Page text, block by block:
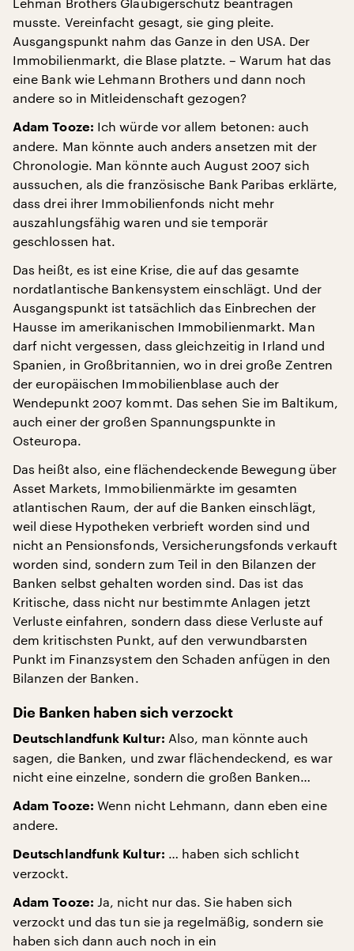
musste. Vereinfacht gesagt, sie ging pleite.
Ausgangspunkt nahm das Ganze in den USA. Der
Immobilienmarkt, die Blase platzte. – Warum hat das
eine Bank wie Lehmann Brothers und dann noch
andere so in Mitleidenschaft gezogen?
Adam Tooze: Ich würde vor allem betonen: auch
andere. Man könnte auch anders ansetzen mit der
Chronologie. Man könnte auch August 2007 sich
aussuchen, als die französische Bank Paribas erklärte,
dass drei ihrer Immobilienfonds nicht mehr
auszahlungsfähig waren und sie temporär
geschlossen hat.
Das heißt, es ist eine Krise, die auf das gesamte
nordatlantische Bankensystem einschlägt. Und der
Ausgangspunkt ist tatsächlich das Einbrechen der
Hausse im amerikanischen Immobilienmarkt. Man
darf nicht vergessen, dass gleichzeitig in Irland und
Spanien, in Großbritannien, wo in drei große Zentren
der europäischen Immobilienblase auch der
Wendepunkt 2007 kommt. Das sehen Sie im Baltikum,
auch einer der großen Spannungspunkte in
Osteuropa.
Das heißt also, eine flächendeckende Bewegung über
Asset Markets, Immobilienmärkte im gesamten
atlantischen Raum, der auf die Banken einschlägt,
weil diese Hypotheken verbrieft worden sind und
nicht an Pensionsfonds, Versicherungsfonds verkauft
worden sind, sondern zum Teil in den Bilanzen der
Banken selbst gehalten worden sind. Das ist das
Kritische, dass nicht nur bestimmte Anlagen jetzt
Verluste einfahren, sondern dass diese Verluste auf
dem kritischsten Punkt, auf den verwundbarsten
Punkt im Finanzsystem den Schaden anfügen in den
Bilanzen der Banken.
Die Banken haben sich verzockt
Deutschlandfunk Kultur: Also, man könnte auch
sagen, die Banken, und zwar flächendeckend, es war
nicht eine einzelne, sondern die großen Banken…
Adam Tooze: Wenn nicht Lehmann, dann eben eine
andere.
Deutschlandfunk Kultur: … haben sich schlicht
verzockt.
Adam Tooze: Ja, nicht nur das. Sie haben sich
verzockt und das tun sie ja regelmäßig, sondern sie
haben sich dann auch noch in ein